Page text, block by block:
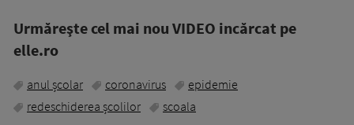
Urmăreşte cel mai nou VIDEO incărcat pe
elle.ro
anul școlar coronavirus
epidemie
redeschiderea școlilor
scoala